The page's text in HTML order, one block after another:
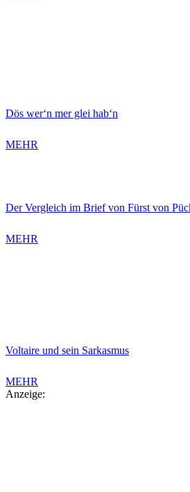
Dös wer‘n mer glei hab‘n
MEHR
Der Vergleich im Brief von Fürst von
MEHR
Voltaire und sein Sarkasmus
MEHR
Anzeige: